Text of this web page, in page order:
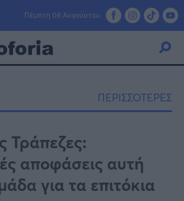
Πέμπτη 06 Αυγούστου
ΠΕΡΙΣΣΟΤΕΡΕΣ
Τράπεζες:
αποφάσεις αυτή
για τα επιτόκια